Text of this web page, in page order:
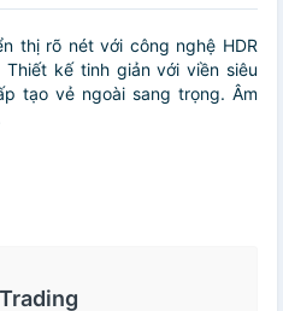
thị rõ nét với công nghệ HDR
kế tinh giản với viền siêu
tạo vẻ ngoài sang trọng. Âm